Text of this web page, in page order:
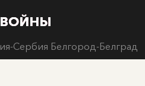
Сербия Белгород-Белград